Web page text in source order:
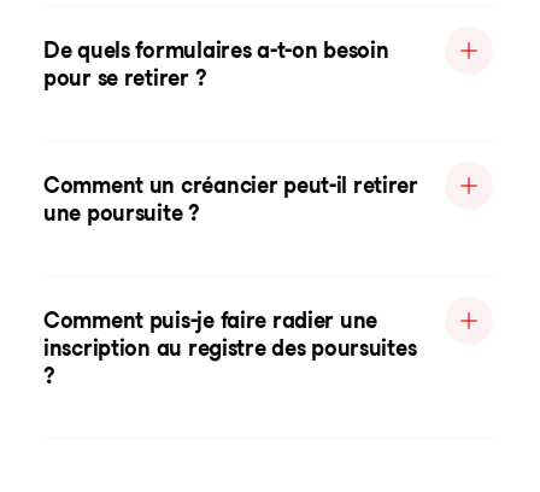
De quels formulaires a-t-on besoin
pour se retirer ?
Comment un créancier peut-il retirer
une poursuite ?
Comment puis-je faire radier une
inscription au registre des poursuites
?